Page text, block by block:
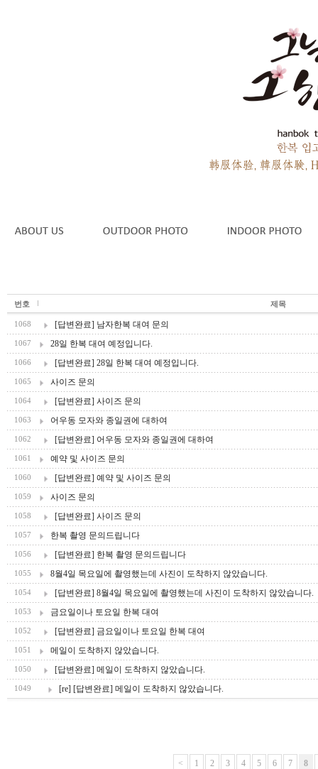
번호 제목
1068 [답변완료] 남자한복 대여 문의
1067 28일 한복 대여 예정입니다.
1066 [답변완료] 28일 한복 대여 예정입니다.
1065 사이즈 문의
1064 [답변완료] 사이즈 문의
1063 어우동 모자와 종일권에 대하여
1062 [답변완료] 어우동 모자와 종일권에 대하여
1061 예약 및 사이즈 문의
1060 [답변완료] 예약 및 사이즈 문의
1059 사이즈 문의
1058 [답변완료] 사이즈 문의
1057 한복 촬영 문의드립니다
1056 [답변완료] 한복 촬영 문의드립니다
1055 8월4일 목요일에 촬영했는데 사진이 도착하지 않았습니다.
1054 [답변완료] 8월4일 목요일에 촬영했는데 사진이 도착하지 않았습니다.
1053 금요일이나 토요일 한복 대여
1052 [답변완료] 금요일이나 토요일 한복 대여
1051 메일이 도착하지 않았습니다.
1050 [답변완료] 메일이 도착하지 않았습니다.
1049 [re] [답변완료] 메일이 도착하지 않았습니다.
< 1 2 3 4 5 6 7 8